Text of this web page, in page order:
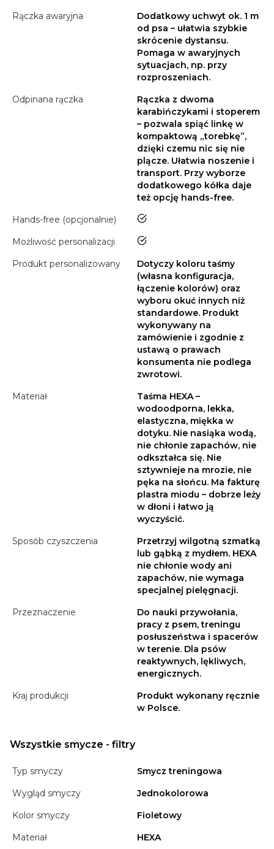
Rączka awaryjna
Dodatkowy uchwyt ok. 1 m
od psa – ułatwia szybkie
skrócenie dystansu.
Pomaga w awaryjnych
sytuacjach, np. przy
rozproszeniach.
Odpinana rączka
Rączka z dwoma
karabińczykami i stoperem
– pozwala spiąć linkę w
kompaktową „torebkę”,
dzięki czemu nic się nie
plącze. Ułatwia noszenie i
transport. Przy wyborze
dodatkowego kółka daje
też opcję hands-free.
Hands-free (opcjonalnie)
tak
Możliwość personalizacji tak
Produkt personalizowany
Dotyczy koloru taśmy
(własna konfiguracja,
łączenie kolorów) oraz
wyboru okuć innych niż
standardowe. Produkt
wykonywany na
zamówienie i zgodnie z
ustawą o prawach
konsumenta nie podlega
zwrotowi.
Materiał
Taśma HEXA –
wodoodporna, lekka,
elastyczna, miękka w
dotyku. Nie nasiąka wodą,
nie chłonie zapachów, nie
odkształca się. Nie
sztywnieje na mrozie, nie
pęka na słońcu. Ma fakturę
plastra miodu – dobrze leży
w dłoni i łatwo ją
wyczyścić.
Sposób czyszczenia
Przetrzyj wilgotną szmatką
lub gąbką z mydłem. HEXA
nie chłonie wody ani
zapachów, nie wymaga
specjalnej pielęgnacji.
Przeznaczenie
Do nauki przywołania,
pracy z psem, treningu
posłuszeństwa i spacerów
w terenie. Dla psów
reaktywnych, lękliwych,
energicznych.
Kraj produkcji
Produkt wykonany ręcznie
w Polsce.
Wszystkie smycze - filtry
Typ smyczy
Smycz treningowa
Wygląd smyczy
Jednokolorowa
Kolor smyczy
Fioletowy
Materiał
HEXA